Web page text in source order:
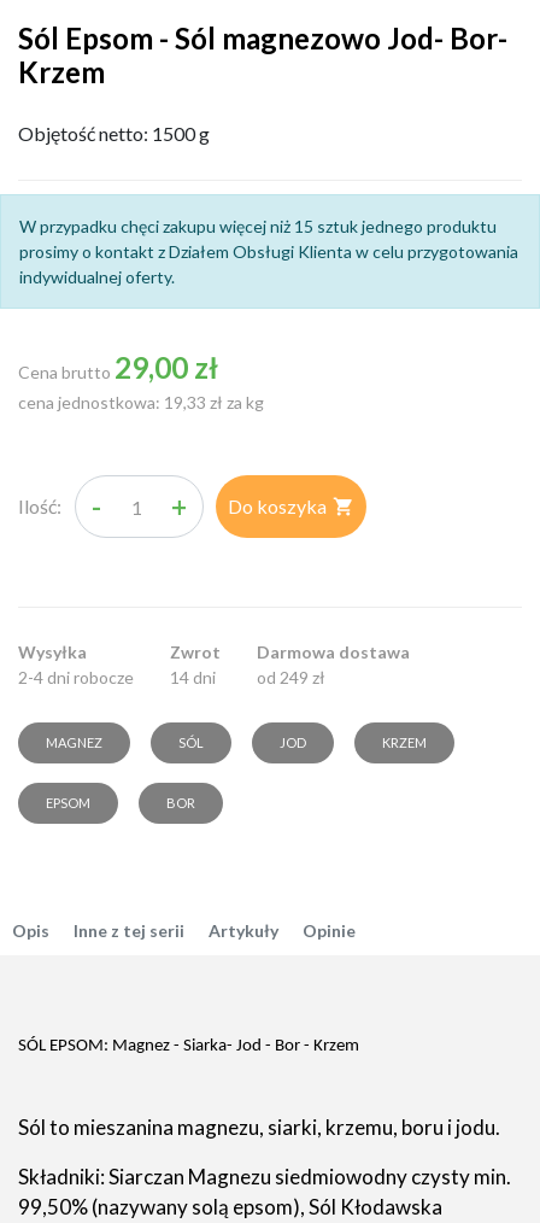
Sól Epsom - Sól magnezowo Jod- Bor-
Krzem
Objętość netto: 1500 g
W przypadku chęci zakupu więcej niż 15 sztuk jednego produktu
prosimy o kontakt z Działem Obsługi Klienta w celu przygotowania
indywidualnej oferty.
Cena brutto 29,00 zł
cena jednostkowa: 19,33 zł za kg
Ilość: - + Do koszyka 
Wysyłka
2-4 dni robocze
Zwrot
14 dni
Darmowa dostawa
od 249 zł
MAGNEZ SÓL JOD KRZEM
EPSOM BOR
Opis Inne z tej serii Artykuły Opinie
SÓL EPSOM: Magnez - Siarka- Jod - Bor - Krzem
Sól to mieszanina magnezu, siarki, krzemu, boru i jodu.
Składniki: Siarczan Magnezu siedmiowodny czysty min.
99,50% (nazywany solą epsom), Sól Kłodawska